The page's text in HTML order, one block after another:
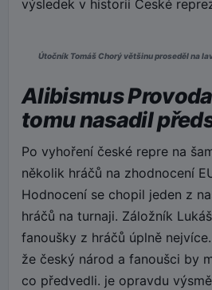
výsledek v historii České
Útočník Tomáš Chorý většinu proseděl na
Alibismus
tomu nasadil
Po vyhoření české repre na
několik hráčů na zhodnocení
Hodnocení se chopil jeden z
hráčů na turnaji. Záložník
fanoušky z hráčů úplně
že český národ a fanoušci by
co předvedli. je opravdu